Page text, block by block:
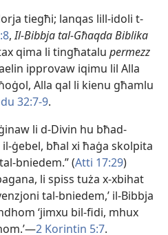
tiegħi; lanqas lill-idoli t-
,Il-Bibbja tal-Għaqda Biblika
qima li tingħatalu permezz
ipprovaw iqimu lil Alla
Alla qal li kienu għamlu
32:7-9.
li d-Divin hu bħad-
ġebel, bħal xi ħaġa skolpita
bniedem.” (Atti 17:29)
li spiss tuża x-xbihat
tal-bniedem,’ il-Bibbja
‘jimxu bil-fidi, mhux
2 Korintin 5:7.